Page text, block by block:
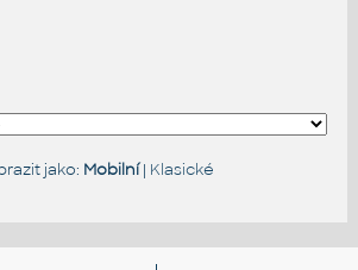
jako: Mobilní| Klasické